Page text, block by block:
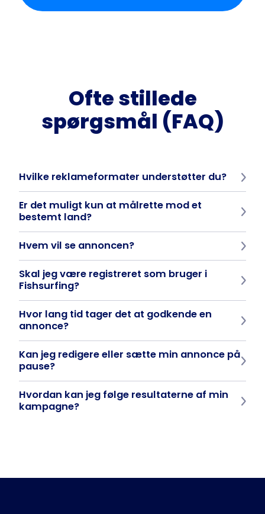
Ofte stillede
spørgsmål (FAQ)
Hvilke reklameformater understøtter du?
Er det muligt kun at målrette mod et
bestemt land?
Hvem vil se annoncen?
henhold til din målretning.
Skal jeg være registreret som bruger i
Fishsurfing?
Manager, hvor du kan oprette en virksomhedskonto og
administrere dine kampagner selvstændigt.
Hvor lang tid tager det at godkende en
annonce?
inden for 24 timer.
Kan jeg redigere eller sætte min annonce på
pause?
pause eller genstarte din annonce - så du har fuld kontrol over
dit budget.
Hvordan kan jeg følge resultaterne af min
kampagne?